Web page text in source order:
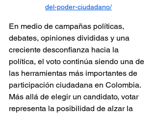
del-poder-ciudadano/
En medio de campañas políticas,
debates, opiniones divididas y una
creciente desconfianza hacia la
política, el voto continúa siendo una de
las herramientas más importantes de
participación ciudadana en Colombia.
Más allá de elegir un candidato, votar
representa la posibilidad de alzar la